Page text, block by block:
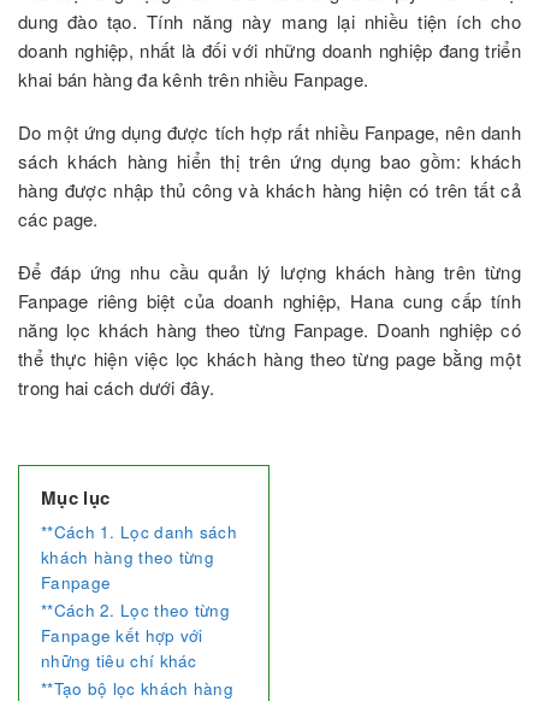
dung đào tạo. Tính năng này mang lại nhiều tiện ích cho
doanh nghiệp, nhất là đối với những doanh nghiệp đang triển
khai bán hàng đa kênh trên nhiều Fanpage.
Do một ứng dụng được tích hợp rất nhiều Fanpage, nên danh
sách khách hàng hiển thị trên ứng dụng bao gồm: khách
hàng được nhập thủ công và khách hàng hiện có trên tất cả
các page.
Để đáp ứng nhu cầu quản lý lượng khách hàng trên từng
Fanpage riêng biệt của doanh nghiệp, Hana cung cấp tính
năng lọc khách hàng theo từng Fanpage. Doanh nghiệp có
thể thực hiện việc lọc khách hàng theo từng page bằng một
trong hai cách dưới đây.
Mục lục
**Cách 1. Lọc danh sách
khách hàng theo từng
Fanpage
**Cách 2. Lọc theo từng
Fanpage kết hợp với
những tiêu chí khác
**Tạo bộ lọc khách hàng